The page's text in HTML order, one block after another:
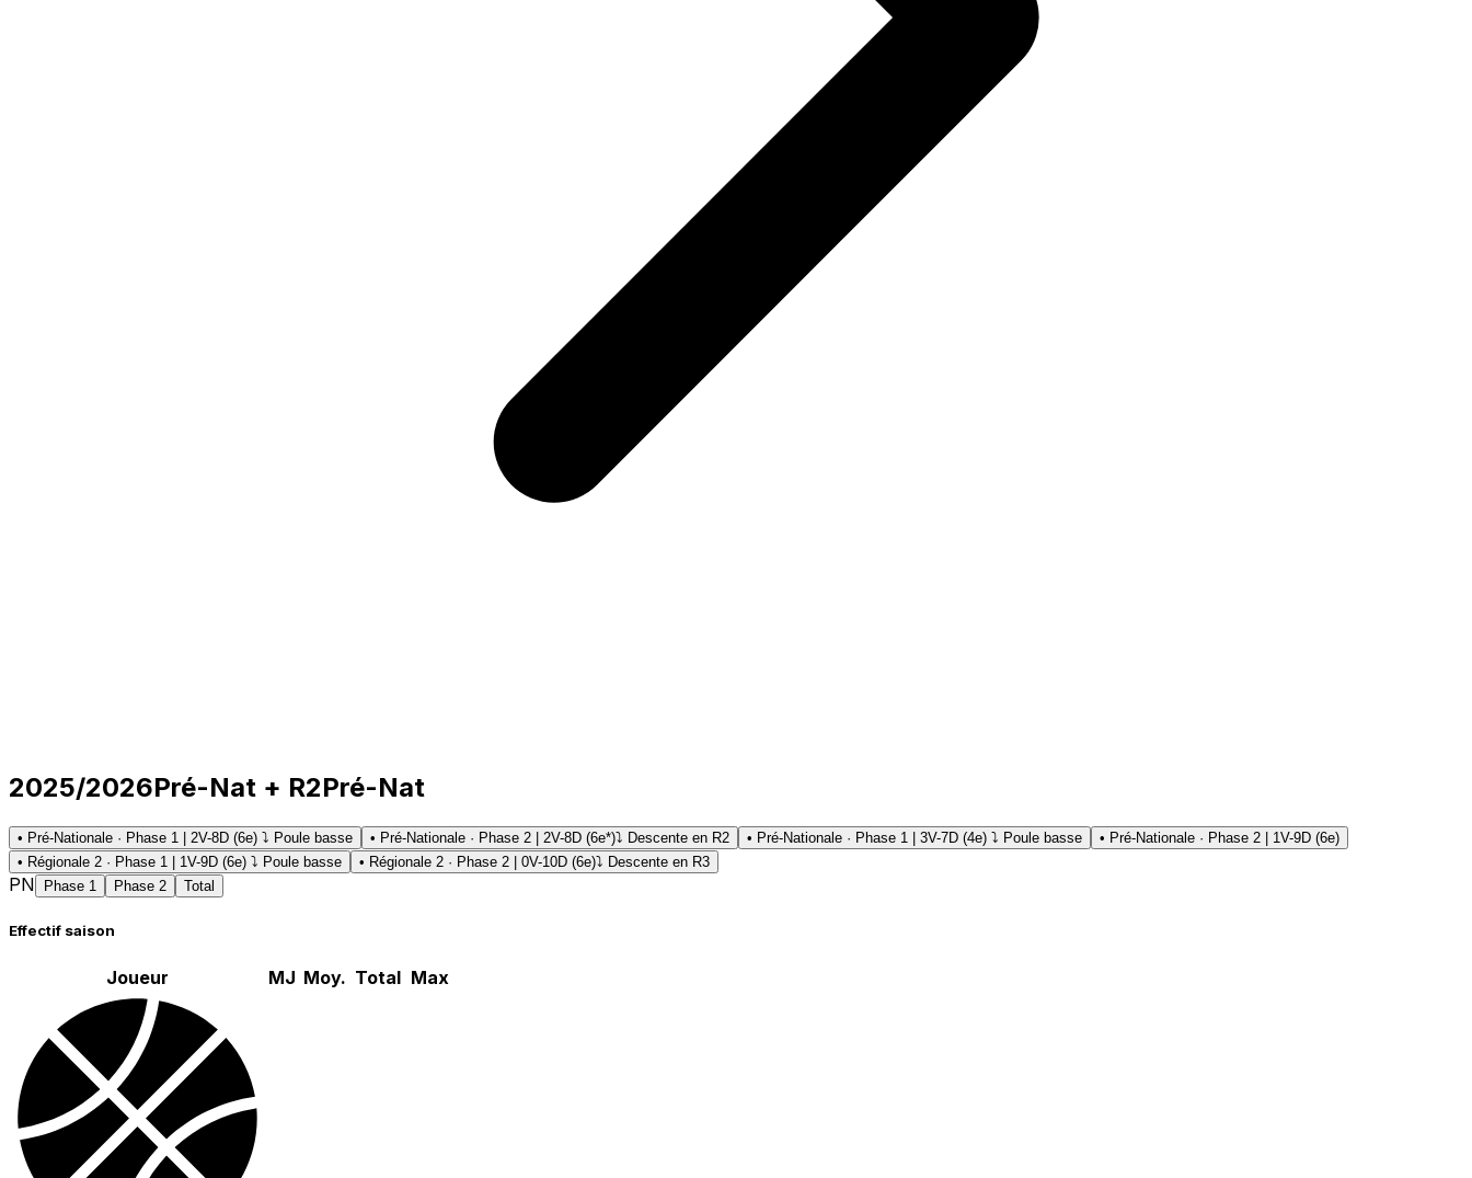
2025/2026Pré-Nat + R2Pré-Nat
• Pré-Nationale · Phase 1 | 2V-8D (6e) ⤵ Poule basse • Pré-Nationale · Phase 2 | 2V-8D (6e*)⤵ Descente en R2 • Pré-Nationale · Phase 1 | 3V-7D (4e) ⤵ Poule basse
• Pré-Nationale · Phase 2 | 1V-9D (6e)
• Régionale 2 · Phase 1 | 1V-9D (6e) ⤵ Poule basse
• Régionale 2 · Phase 2 | 0V-10D (6e)⤵ Descente en R3
PN Phase 1 Phase 2 Total
Effectif saison
Joueur MJ Moy. Total Max